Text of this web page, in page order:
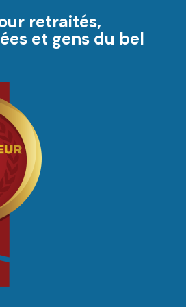
retraités,
et gens du bel